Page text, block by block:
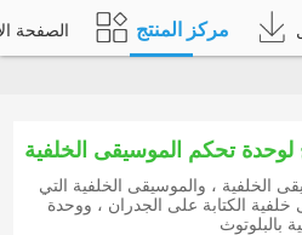
مركز المنتج الصفحة
تحكم الموسيقى الخلفية
، والموسيقى الخلفية التي
الكتابة على الجدران ، ووحدة
بالبلوتوث